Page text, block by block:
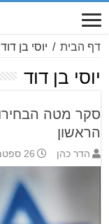
דף הבית / יוסי בן דוד
יוסי בן דוד
סקר מטה
הראשון
הדר כהן 26 ספטמבר 2018 12:06